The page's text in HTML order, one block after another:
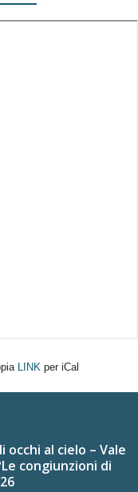
LINK per iCal
occhi al cielo – Vale
congiunzioni di